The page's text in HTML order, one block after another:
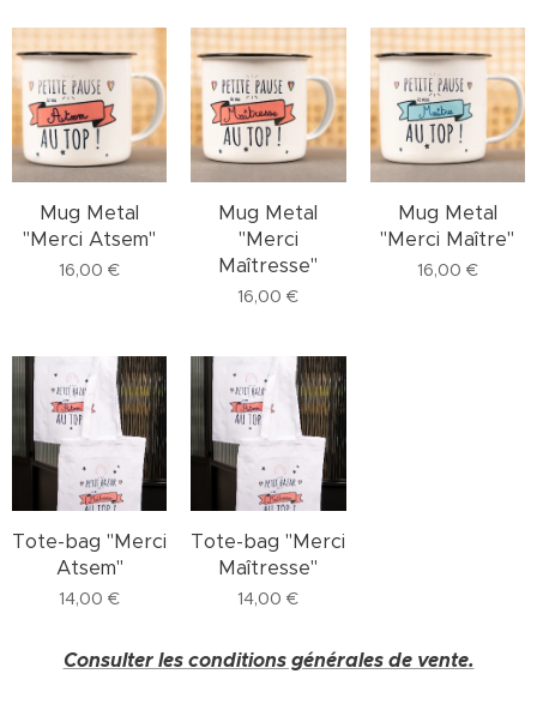
Mug Metal
"Merci Atsem"
16,00 €
Mug Metal
"Merci
Maîtresse"
16,00 €
Mug Metal
"Merci Maître"
16,00 €
Tote-bag "Merci
Atsem"
14,00 €
Tote-bag "Merci
Maîtresse"
14,00 €
Consulter les conditions générales de vente.